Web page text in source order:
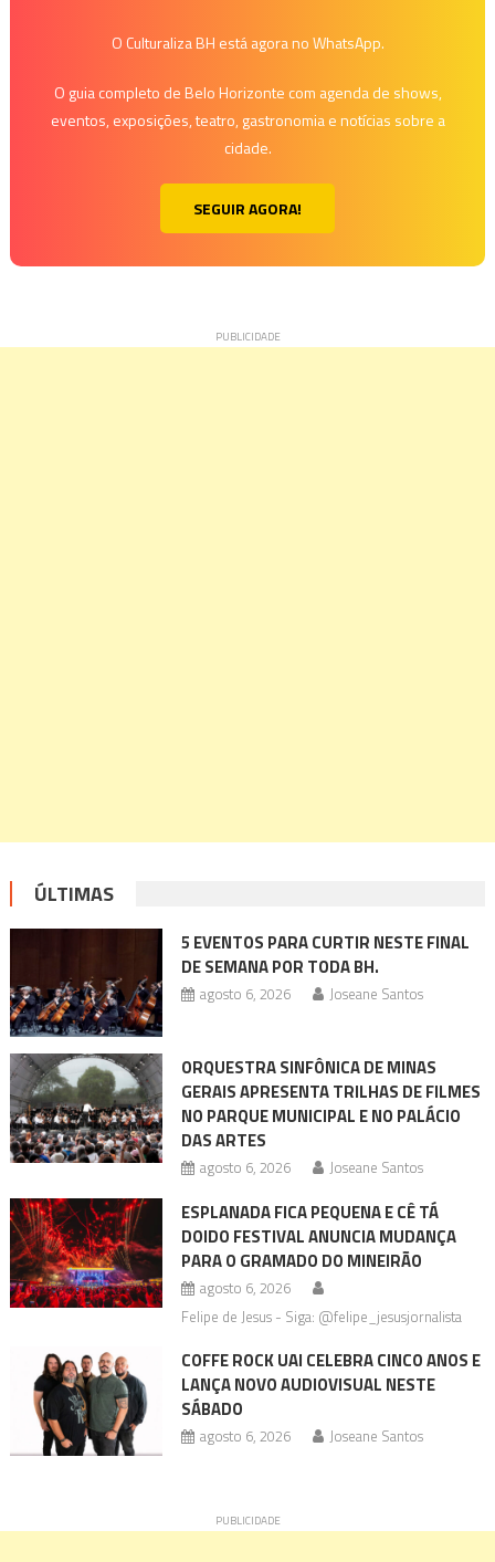
O Culturaliza BH está agora no WhatsApp.
O guia completo de Belo Horizonte com agenda de shows,
eventos, exposições, teatro, gastronomia e notícias sobre a
cidade.
SEGUIR AGORA!
ÚLTIMAS
5 EVENTOS PARA CURTIR NESTE FINAL
DE SEMANA POR TODA BH.
agosto 6, 2026 Joseane Santos
ORQUESTRA SINFÔNICA DE MINAS
GERAIS APRESENTA TRILHAS DE FILMES
NO PARQUE MUNICIPAL E NO PALÁCIO
DAS ARTES
agosto 6, 2026 Joseane Santos
ESPLANADA FICA PEQUENA E CÊ TÁ
DOIDO FESTIVAL ANUNCIA MUDANÇA
PARA O GRAMADO DO MINEIRÃO
agosto 6, 2026
Felipe de Jesus - Siga: @felipe_jesusjornalista
COFFE ROCK UAI CELEBRA CINCO ANOS E
LANÇA NOVO AUDIOVISUAL NESTE
SÁBADO
agosto 6, 2026 Joseane Santos